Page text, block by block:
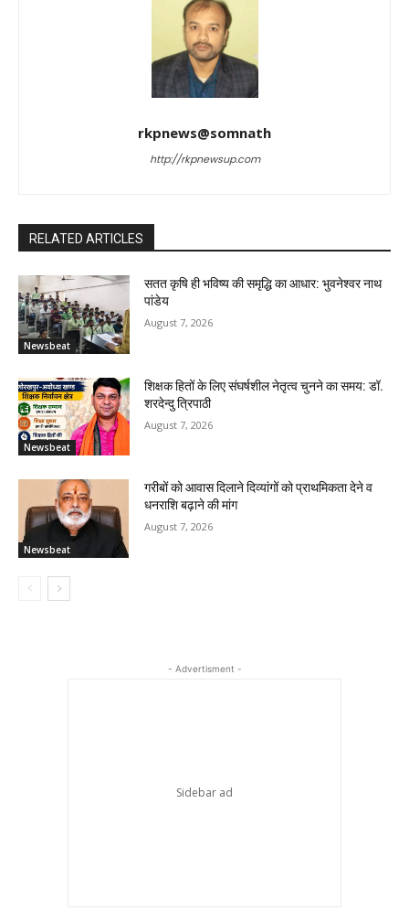
rkpnews@somnath
http://rkpnewsup.com
RELATED ARTICLES
Newsbeat
सतत कृषि ही भविष्य की समृद्धि का आधार: भुवनेश्वर नाथ
पांडेय
August 7, 2026
Newsbeat
शिक्षक हितों के लिए संघर्षशील नेतृत्व चुनने का समय: डॉ.
शरदेन्दु त्रिपाठी
August 7, 2026
Newsbeat
गरीबों को आवास दिलाने दिव्यांगों को प्राथमिकता देने व
धनराशि बढ़ाने की मांग
August 7, 2026
- Advertisment -